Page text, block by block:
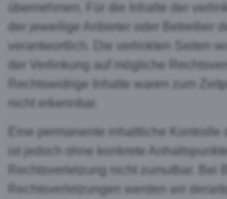
übernehmen. Für die Inhalte der
der jeweilige Anbieter oder Betreiber
verantwortlich. Die verlinkten Seiten
der Verlinkung auf mögliche
Rechtswidrige Inhalte waren zum
nicht erkennbar.
Eine permanente inhaltliche Kontrolle
ist jedoch ohne konkrete
Rechtsverletzung nicht zumutbar. Bei
Rechtsverletzungen werden wir